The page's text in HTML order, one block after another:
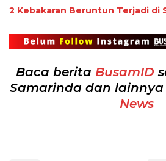
2 Kebakaran Beruntun Terjadi di
Baca berita BusamID
Samarinda dan
News